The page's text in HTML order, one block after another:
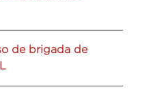
de brigada de